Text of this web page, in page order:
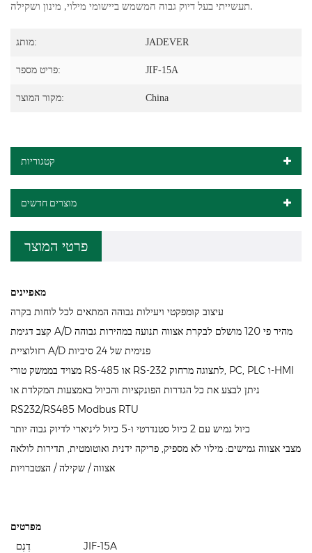
תעשייתי בעל דיוק גבוה המשמש ביישומי מילוי, מינון ושקילה.
מותג: JADEVER
פריט מספר: JIF-15A
מקור המוצר: China
קטגוריות
מוצרים חדשים
פרטי המוצר
מאפיינים
עיצוב קומפקטי ויעילות גבוהה המתאים לכל לוחות בקרה
קצב דגימת A/D מהיר פי 120 מושלם לבקרת אצווה תנועה במהירות גבוהה
רזולוציית A/D פנימית של 24 סיביות
מצויד בממשק טורי RS-485 או RS-232 לתצוגה מרחוק, PC, PLC ו-HMI
ניתן לבצע את כל הגדרות הפונקציות והכיול באמצעות המקלדת או
RS232/RS485 Modbus RTU
כיול גמיש עם 2 כיול סטנדרטי ו-5 כיול ליניארי לדיוק גבוה יותר
מצבי אצווה גמישים: מילוי לא מספיק, פריקה ידנית ואוטומטית, תדירות לולאה
אצווה / שקילה / הצטברויות
מפרטים
דֶגֶם
JIF-15A